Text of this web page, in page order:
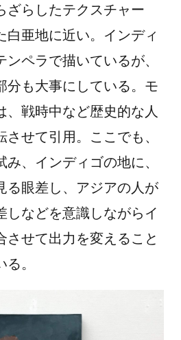
らしたテクスチャー
白亜地に近い。インディ
ペラで描いているが、
分も大事にしている。モ
、戦時中など歴史的な人
せて引用。ここでも、
、インディゴの地に、
る眼差し、アジアの人が
しなどを意識しながらイ
させて出力を変えること
。